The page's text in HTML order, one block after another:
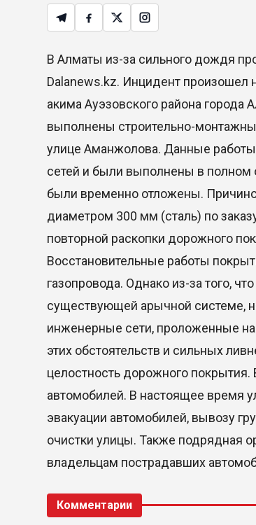
В Алматы из-за сильного дождя
Dalanews.kz. Инцидент произошел
акима Ауэзовского района
выполнены строительно-
улице Аманжолова. Данные работы
сетей и были выполнены в полном
были временно отложены.
диаметром 300 мм (сталь) по
повторной раскопки дорожного
Восстановительные работы
газопровода. Однако из-за того,
существующей арычной системе,
инженерные сети, проложенные на
этих обстоятельств и сильных
целостность дорожного покрытия.
автомобилей. В настоящее время
эвакуации автомобилей, вывозу
очистки улицы. Также подрядная
владельцам пострадавших
Комментарии